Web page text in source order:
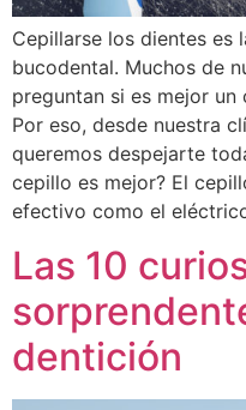
Cepillarse los dientes es
bucodental. Muchos de
preguntan si es mejor
Por eso, desde nuestra
queremos despejarte
cepillo es mejor? El
efectivo como el
Las 10
dentición